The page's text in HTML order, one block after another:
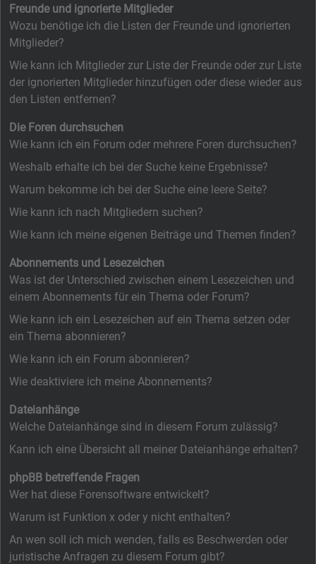
Freunde und ignorierte Mitglieder
Wozu benötige ich die Listen der Freunde und ignorierten
Mitglieder?
Wie kann ich Mitglieder zur Liste der Freunde oder zur Liste
der ignorierten Mitglieder hinzufügen oder diese wieder aus
den Listen entfernen?
Die Foren durchsuchen
Wie kann ich ein Forum oder mehrere Foren durchsuchen?
Weshalb erhalte ich bei der Suche keine Ergebnisse?
Warum bekomme ich bei der Suche eine leere Seite?
Wie kann ich nach Mitgliedern suchen?
Wie kann ich meine eigenen Beiträge und Themen finden?
Abonnements und Lesezeichen
Was ist der Unterschied zwischen einem Lesezeichen und
einem Abonnements für ein Thema oder Forum?
Wie kann ich ein Lesezeichen auf ein Thema setzen oder
ein Thema abonnieren?
Wie kann ich ein Forum abonnieren?
Wie deaktiviere ich meine Abonnements?
Dateianhänge
Welche Dateianhänge sind in diesem Forum zulässig?
Kann ich eine Übersicht all meiner Dateianhänge erhalten?
phpBB betreffende Fragen
Wer hat diese Forensoftware entwickelt?
Warum ist Funktion x oder y nicht enthalten?
An wen soll ich mich wenden, falls es Beschwerden oder
juristische Anfragen zu diesem Forum gibt?